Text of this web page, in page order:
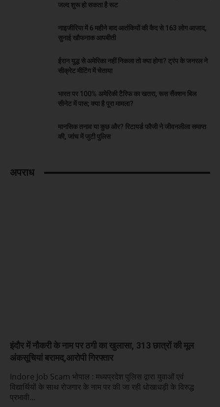
जल्द शुरू हो सकता है रूट
नाइजीरिया में 6 महीने बाद आतंकियों की कैद से 163 लोग आजाद,
सुनाई खौफनाक आपबीती
ईरान युद्ध से अमेरिका नहीं निकला तो क्या होगा? ट्रंप के जनरल ने
सीक्रेट मीटिंग में चेताया
भारत पर 100% अमेरिकी टैरिफ का खतरा, रूस सैंक्शन बिल
सीनेट में पास; क्या है पूरा मामला?
मानसिक तनाव या कुछ और? रिटायर्ड फौजी ने जीवनलीला समाप्त
की, जांच में जुटी पुलिस
अपराध
इंदौर में नौकरी के नाम पर ठगी का खुलासा, 313 छात्रों की मूल
अंकसूचियां बरामद,आरोपी गिरफ्तार
Indore Job Scam भोपाल : मध्यप्रदेश पुलिस द्वारा युवाओं एवं
विद्यार्थियों के साथ रोजगार के नाम पर की जा रही धोखाधड़ी के विरुद्ध
प्रभावी...